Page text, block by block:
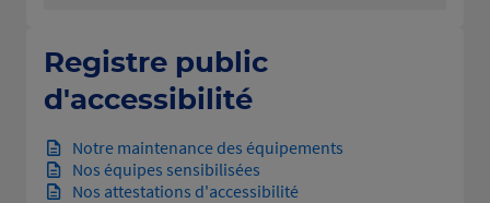
Registre public
d'accessibilité
Notre maintenance des équipements
Nos équipes sensibilisées
Nos attestations d'accessibilité